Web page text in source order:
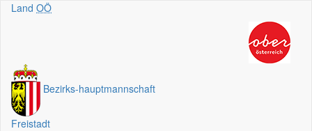
Land OÖ
Bezirks-hauptmannschaft
Freistadt